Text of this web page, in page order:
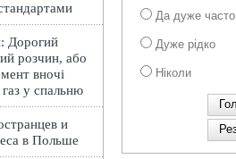
Дорогий
розчин, або
вночі
у спальню
и
в Польше
Да дуже часто
Дуже рідко
Ніколи